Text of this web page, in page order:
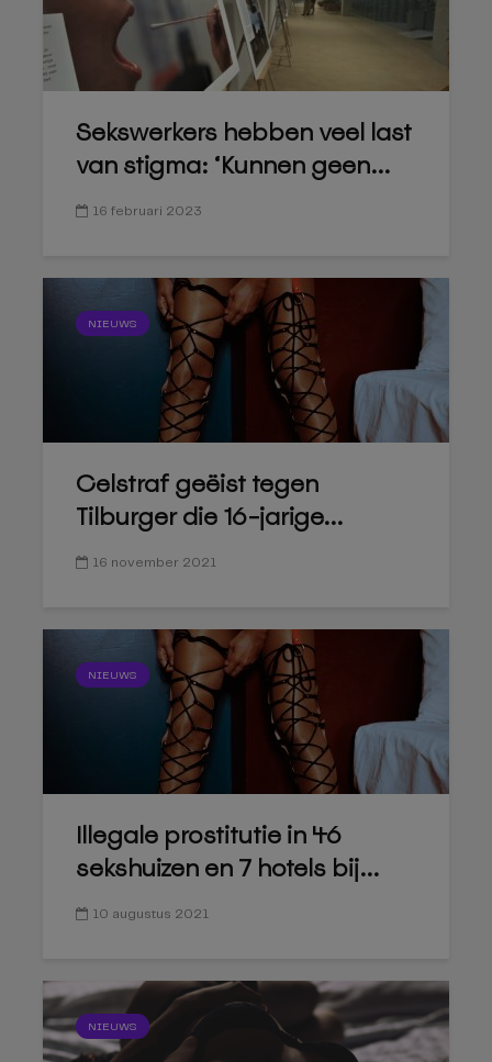
Sekswerkers hebben veel last
van stigma: ‘Kunnen geen...
16 februari 2023
NIEUWS
Celstraf geëist tegen
Tilburger die 16-jarige...
16 november 2021
NIEUWS
Illegale prostitutie in 46
sekshuizen en 7 hotels bij...
10 augustus 2021
NIEUWS